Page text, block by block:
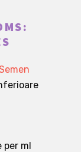
per ml